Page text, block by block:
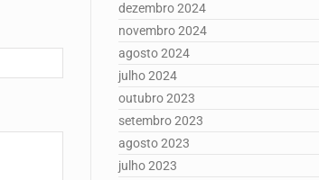
dezembro 2024
novembro 2024
agosto 2024
julho 2024
outubro 2023
setembro 2023
agosto 2023
julho 2023